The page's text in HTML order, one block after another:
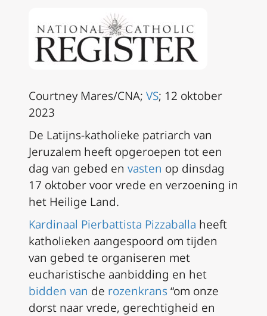
Courtney Mares/CNA; VS; 12 oktober
2023
De Latijns-katholieke patriarch van
Jeruzalem heeft opgeroepen tot een
dag van gebed en vasten op dinsdag
17 oktober voor vrede en verzoening in
het Heilige Land.
Kardinaal Pierbattista Pizzaballa heeft
katholieken aangespoord om tijden
van gebed te organiseren met
eucharistische aanbidding en het
bidden van de rozenkrans “om onze
dorst naar vrede, gerechtigheid en